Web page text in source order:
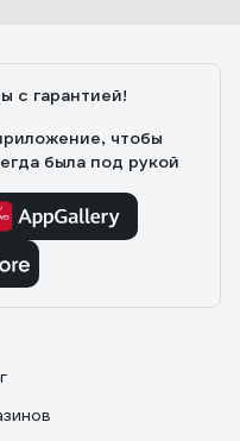
с гарантией!
чтобы
была под рукой